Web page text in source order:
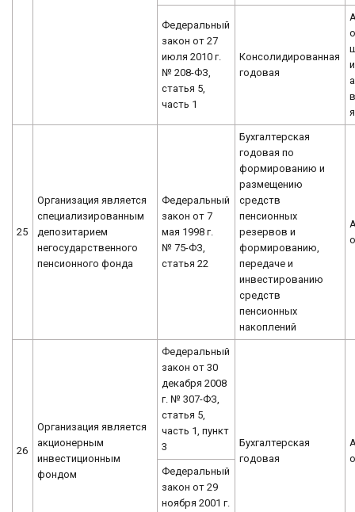
Федеральный
закон от 27
июля 2010 г.
№ 208-ФЗ,
статья 5,
часть 1
Консолидированная
годовая
25
Организация является
специализированным
депозитарием
негосударственного
пенсионного фонда
Федеральный
закон от 7
мая 1998 г.
№ 75-ФЗ,
статья 22
Бухгалтерская
годовая по
формированию и
размещению
средств
пенсионных
резервов и
формированию,
передаче и
инвестированию
средств
пенсионных
накоплений
26
Организация является
акционерным
инвестиционным
фондом
Федеральный
закон от 30
декабря 2008
г. № 307-ФЗ,
статья 5,
часть 1, пункт
3
Бухгалтерская
годовая
Федеральный
закон от 29
ноября 2001 г.